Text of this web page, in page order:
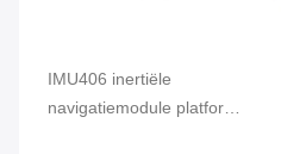
IMU406 inertiële
navigatiemodule platform